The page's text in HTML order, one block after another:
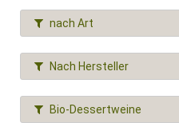
nach Art
Nach Hersteller
Bio-Dessertweine